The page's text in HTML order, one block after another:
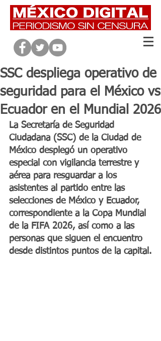
SSC despliega operativo de
seguridad para el México vs
Ecuador en el Mundial 2026
La Secretaría de Seguridad
Ciudadana (SSC) de la Ciudad de
México desplegó un operativo
especial con vigilancia terrestre y
aérea para resguardar a los
asistentes al partido entre las
selecciones de México y Ecuador,
correspondiente a la Copa Mundial
de la FIFA 2026, así como a las
personas que siguen el encuentro
desde distintos puntos de la capital.